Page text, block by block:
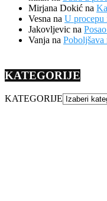
Mirjana Dokić na
Vesna na U procepu
Jakovljevic na
Vanja na Poboljšava
KATEGORIJE
KATEGORIJE